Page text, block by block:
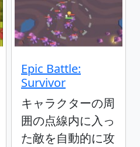
Epic Battle:
Survivor
キャラクターの周
囲の点線内に入っ
た敵を自動的に攻